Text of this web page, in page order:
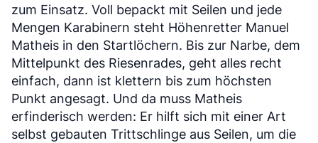
zum Einsatz. Voll bepackt mit Seilen und jede
Mengen Karabinern steht Höhenretter Manuel
Matheis in den Startlöchern. Bis zur Narbe, dem
Mittelpunkt des Riesenrades, geht alles recht
einfach, dann ist klettern bis zum höchsten
Punkt angesagt. Und da muss Matheis
erfinderisch werden: Er hilft sich mit einer Art
selbst gebauten Trittschlinge aus Seilen, um die